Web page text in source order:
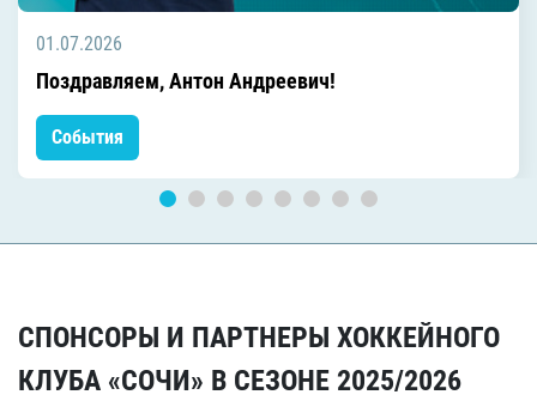
01.07.2026
Поздравляем, Антон Андреевич!
События
СПОНСОРЫ И ПАРТНЕРЫ ХОККЕЙНОГО
КЛУБА «СОЧИ» В СЕЗОНЕ 2025/2026